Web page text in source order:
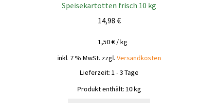
Speisekartotten frisch 10 kg
14,98 €
1,50€/kg
inkl. 7 % MwSt. zzgl. Versandkosten
Lieferzeit: 1 - 3 Tage
Produkt enthält: 10kg